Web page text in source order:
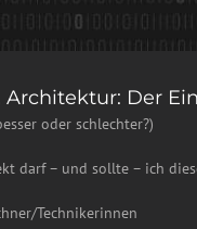
Architektur: Der
oder schlechter?)
darf – und sollte – ich
Technikerinnen